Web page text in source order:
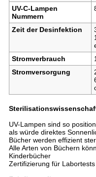
UV-C-Lampen
Nummern
Zeit der Desinfektion
Stromverbrauch
Stromversorgung
UV-Lampen sind so
als würde direktes
Bücher werden effizient
Alle Arten von Büchern
Kinderbücher
Zertifizierung für Labortests